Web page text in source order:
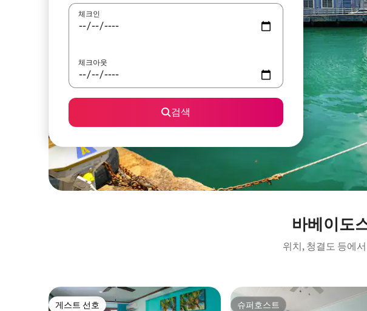
체크인
체크아웃
검색
바베이도
위치, 청결도 등에
게스트 선호 슈퍼호스트